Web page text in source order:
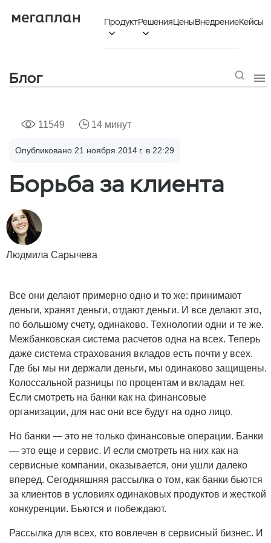
Продукт

Решения

ЦеныВнедрениеКейсы
Блог 
11549 14 минут
Опубликовано 21 ноября 2014 г. в 22:29
Борьба за клиента
Все они делают примерно одно и то же: принимают
деньги, хранят деньги, отдают деньги. И все делают это,
по большому счету, одинаково. Технологии одни и те же.
Межбанковская система расчетов одна на всех. Теперь
даже система страхования вкладов есть почти у всех.
Где бы мы ни держали деньги, мы одинаково защищены.
Колоссальной разницы по процентам и вкладам нет.
Если смотреть на банки как на финансовые
организации, для нас они все будут на одно лицо.
Но банки — это не только финансовые операции. Банки
— это еще и сервис. И если смотреть на них как на
сервисные компании, оказывается, они ушли далеко
вперед. Сегодняшняя рассылка о том, как банки бьются
за клиентов в условиях одинаковых продуктов и жесткой
конкуренции. Бьются и побеждают.
Рассылка для всех, кто вовлечен в сервисный бизнес. И
Людмила Сарычева